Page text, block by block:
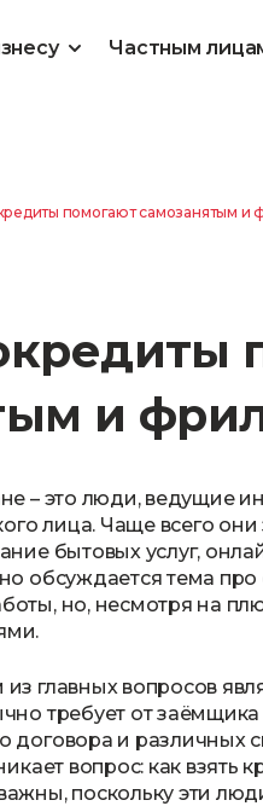
Частным
помогают самозанятым и
и
– это люди, ведущие
лица. Чаще всего они
бытовых услуг,
обсуждается тема про
но, несмотря на
главных вопросов
требует от
договора и различных
вопрос: как
поскольку эти